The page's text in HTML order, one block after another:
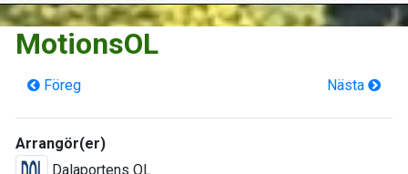
MotionsOL
Föreg Nästa
Arrangör(er)
Dalaportens OL